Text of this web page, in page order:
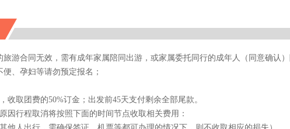
旅游合同无效，需有成年家属陪同出游，或家属委托同行的成年人（同意确认）
、孕妇等请勿预定报名；
收取团费的50%订金；出发前45天支付剩余全部尾款。
因行程取消将按照下面的时间节点收取相关费用：